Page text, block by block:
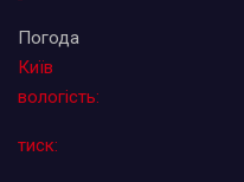
Погода
Київ
вологість:
тиск: